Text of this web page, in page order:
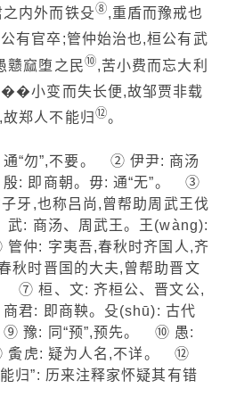
内外而铁殳⑧,重盾而豫戒也
有官卒;管仲始治也,桓公有武
戆窳堕之民⑩,苦小费而忘大利
小变而失长便,故邹贾非载
郑人不能归 ⑫。
“勿”,不要。 ② 伊尹: 商汤
殷: 即商朝。毋: 通“无”。 ③
牙,也称吕尚,曾帮助周武王伐
: 商汤、周武王。王(wàng):
仲: 字夷吾,春秋时齐国人,齐
时晋国的大夫,曾帮助晋文
⑦ 桓、文: 齐桓公、晋文公,
君: 即商鞅。殳(shū): 古代
⑨ 豫: 同“预”,预先。 ⑩ 愚:
夤虎: 疑为人名,不详。 ⑫
归”: 历来注释家怀疑其有错